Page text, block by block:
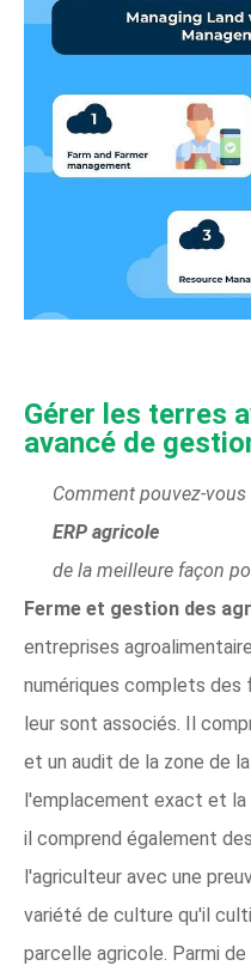
Gérer les terres
avancé de
Comment pouvez-
ERP agricole
de la meilleure façon
Ferme et gestion des
entreprises
numériques complets des
leur sont associés. Il
et un audit de la zone de
l'emplacement exact et la
il comprend également
l'agriculteur avec une
variété de culture qu'il
parcelle agricole. Parmi